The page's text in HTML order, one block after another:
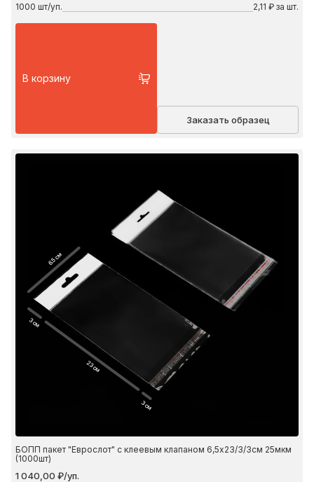
1000 шт/уп. 2,11 ₽ за шт.
В корзину
Заказать образец
6.5 см
23 см
3 см
3 см
БОПП пакет "Еврослот" с клеевым клапаном 6,5х23/3/3см 25мкм
(1000шт)
1 040,00 ₽/уп.